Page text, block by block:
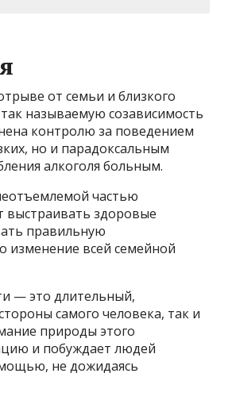
от семьи и близкого
называемую созависимость
контролю за поведением
но и парадоксальным
алкоголя больным.
частью
выстраивать здоровые
правильную
изменение всей семейной
— это длительный,
самого человека, так и
природы этого
и побуждает людей
не дожидаясь